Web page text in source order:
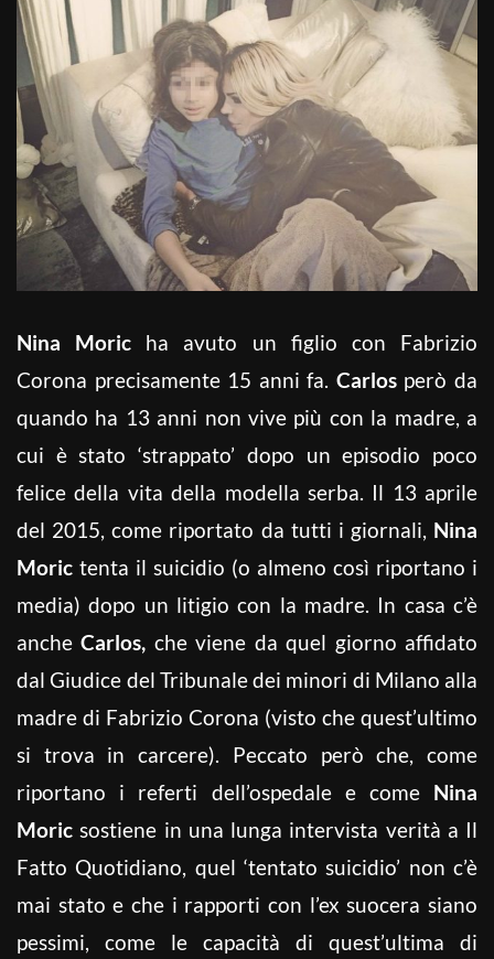
Nina Moric ha avuto un figlio con Fabrizio
Corona precisamente 15 anni fa. Carlosperò da
quando ha 13 anni non vive più con la madre, a
cui è stato ‘strappato’ dopo un episodio poco
felice della vita della modella serba. Il 13 aprile
del 2015, come riportato da tutti i giornali, Nina
Moric tenta il suicidio (o almeno così riportano i
media) dopo un litigio con la madre. In casa c’è
ancheCarlos, che viene da quel giorno affidato
dal Giudice del Tribunale dei minori di Milano alla
madre di Fabrizio Corona (visto che quest’ultimo
si trova in carcere). Peccato però che, come
riportano i referti dell’ospedale e come Nina
Moric sostiene in una lunga intervista verità a Il
Fatto Quotidiano, quel ‘tentato suicidio’ non c’è
mai stato e che i rapporti con l’ex suocera siano
pessimi, come le capacità di quest’ultima di